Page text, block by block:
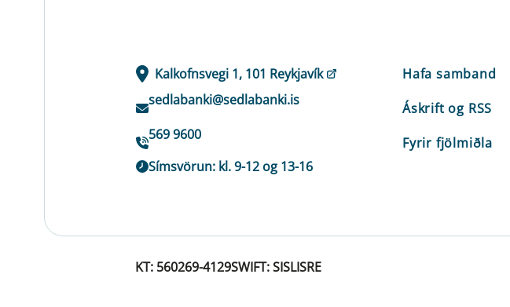
Kalkofnsvegi 1, 101 Reykjavík
sedlabanki@sedlabanki.is
569 9600
Símsvörun: kl. 9-12 og 13-16
Hafa samband
Áskrift og RSS
Fyrir fjölmiðla
KT: 560269-4129SWIFT: SISLISRE